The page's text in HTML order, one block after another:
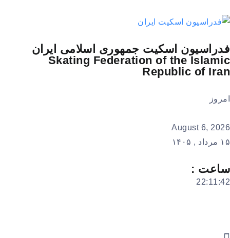
فدراسیون اسکیت جمهوری اسلامی ایران
Skating Federation of the Islamic
Republic of Iran
امروز
August 6, 2026
۱۵ مرداد , ۱۴۰۵
ساعت :
22:11:42